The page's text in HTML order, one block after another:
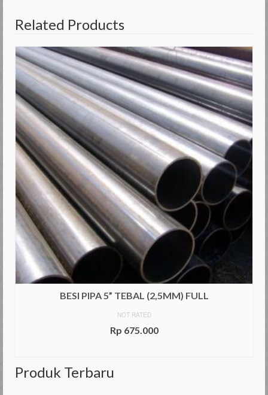
Related Products
BESI PIPA 5” TEBAL (2,5MM) FULL
NOT RATED
Rp 675.000
Produk Terbaru